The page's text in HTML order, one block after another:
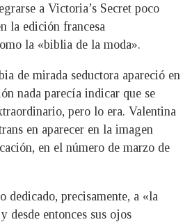
a Victoria’s Secret poco
la edición francesa
la «biblia de la moda».
de mirada seductora apareció en
nada parecía indicar que se
pero lo era. Valentina
en aparecer en la imagen
en el número de marzo de
dedicado, precisamente, a «la
desde entonces sus ojos